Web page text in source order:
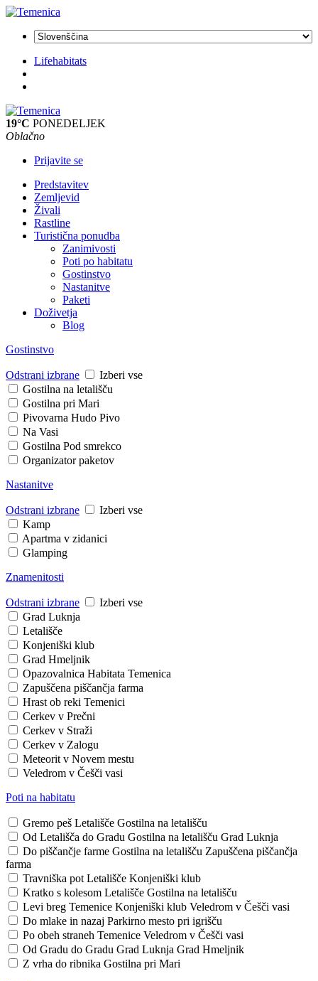
Lifehabitats
19°C PONEDELJEK
Oblačno
Prijavite se
Predstavitev
Zemljevid
Živali
Rastline
Turistična ponudba
Zanimivosti
Poti po habitatu
Gostinstvo
Nastanitve
Paketi
Doživetja
Blog
Gostinstvo
Odstrani izbrane
Izberi vse
Gostilna na letališču
Gostilna pri Mari
Pivovarna Hudo Pivo
Na Vasi
Gostilna Pod smrekco
Organizator paketov
Nastanitve
Odstrani izbrane
Izberi vse
Kamp
Apartma v zidanici
Glamping
Znamenitosti
Odstrani izbrane
Izberi vse
Grad Luknja
Letališče
Konjeniški klub
Grad Hmeljnik
Opazovalnica Habitata Temenica
Zapuščena piščančja farma
Hrast ob reki Temenici
Cerkev v Prečni
Cerkev v Straži
Cerkev v Zalogu
Meteorit v Novem mestu
Veledrom v Češči vasi
Poti na habitatu
Gremo peš Letališče Gostilna na letališču
Od Letališča do Gradu Gostilna na letališču Grad Luknja
Do piščančje farme Gostilna na letališču Zapuščena piščančja
farma
Travniška pot Letališče Konjeniški klub
Kratko s kolesom Letališče Gostilna na letališču
Levi breg Temenice Konjeniški klub Veledrom v Češči vasi
Do mlake in nazaj Parkirno mesto pri igrišču
Po obeh straneh Temenice Veledrom v Češči vasi
Od Gradu do Gradu Grad Luknja Grad Hmeljnik
Z vrha do ribnika Gostilna pri Mari